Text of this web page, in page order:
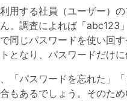
用する社員（ユーザー）
。調査によれば「abc123
同じパスワードを使い回
となり、パスワードだけ
「パスワードを忘れた」
もあるでしょう。そのた